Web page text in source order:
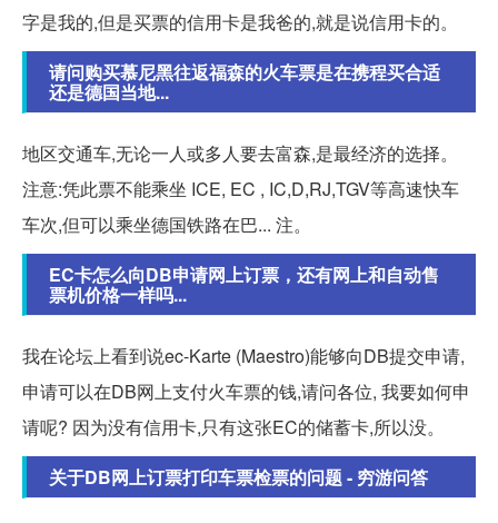
字是我的,但是买票的信用卡是我爸的,就是说信用卡的。
请问购买慕尼黑往返福森的火车票是在携程买合适
还是德国当地...
地区交通车,无论一人或多人要去富森,是最经济的选择。
注意:凭此票不能乘坐 ICE, EC , IC,D,RJ,TGV等高速快车
车次,但可以乘坐德国铁路在巴... 注。
EC卡怎么向DB申请网上订票，还有网上和自动售
票机价格一样吗...
我在论坛上看到说ec-Karte (Maestro)能够向DB提交申请,
申请可以在DB网上支付火车票的钱,请问各位, 我要如何申
请呢? 因为没有信用卡,只有这张EC的储蓄卡,所以没。
关于DB网上订票打印车票检票的问题 - 穷游问答